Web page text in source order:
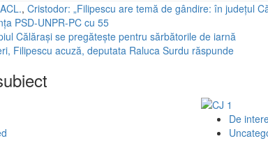
, Cristodor: „Filipescu are temă de gândire: în județul
PSD-UNPR-PC cu 55
Călărași se pregătește pentru sărbătorile de iarnă
Filipescu acuză, deputata Raluca Surdu răspunde
De